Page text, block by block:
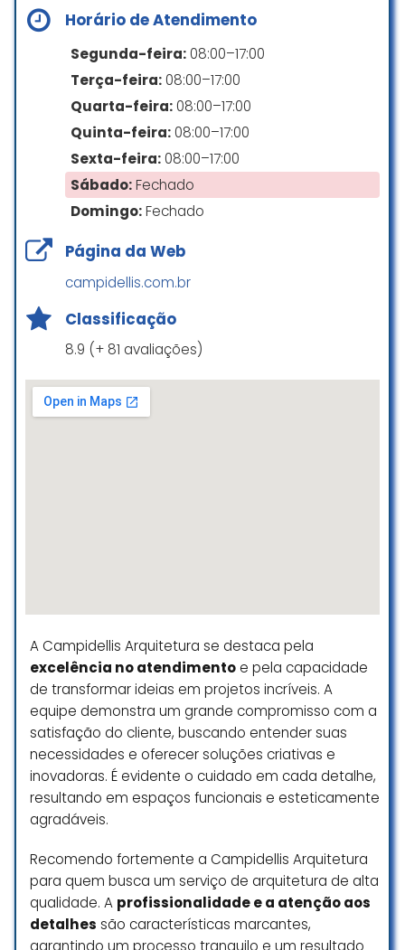
paciência e clareza nas
muito tranquilo, com prazos
cumpridos e resultados além das
expectativas. O projeto final ficou
maravilhoso e funcional.
Recomendo muito para quem
busca um serviço de alta
qualidade e profissionalismo!
Yasmin Ferez Vital De Sousa
fazendo móveis com o Leo. A
qualidade dos móveis é
impecável, com acabamento
detalhado. O atendimento foi
outro ponto forte: durante todo os
processos de venda, medição e
☆ 5/5
Experiência incrível no escritório!
Desde o primeiro contato, a
equipe foi super profissional e
atenciosa. Eles realmente
entenderam minhas necessidades
e entregaram um projeto
impecável, com soluções criativas
escritório é super acolhedor. Estou
muito satisfeita com o resultado e
recomendo a todos que buscam
qualidade e inovação no design.
Horário de Atendimento
Segunda-feira: 08:00–17:00
Terça-feira: 08:00–17:00
Quarta-feira: 08:00–17:00
Quinta-feira: 08:00–17:00
Sexta-feira: 08:00–17:00
Sábado:Fechado
Domingo:Fechado
Página da Web
campidellis.com.br
Classificação
8.9 (+ 81 avaliações)
A Campidellis Arquitetura se destaca pela
excelência no atendimento e pela capacidade
de transformar ideias em projetos incríveis. A
equipe demonstra um grande compromisso com a
satisfação do cliente, buscando entender suas
necessidades e oferecer soluções criativas e
inovadoras. É evidente o cuidado em cada detalhe,
resultando em espaços funcionais e esteticamente
agradáveis.
Recomendo fortemente a Campidellis Arquitetura
para quem busca um serviço de arquitetura de alta
qualidade. A profissionalidade e a atenção aos
detalhes são características marcantes,
garantindo um processo tranquilo e um resultado